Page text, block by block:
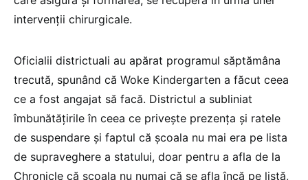
intervenții chirurgicale.
Oficialii districtuali au apărat programul săptămâna
trecută, spunând că Woke Kindergarten a făcut ceea
ce a fost angajat să facă. Districtul a subliniat
îmbunătățirile în ceea ce privește prezența și ratele
de suspendare și faptul că școala nu mai era pe lista
de supraveghere a statului, doar pentru a afla de la
Chronicle că școala nu numai că se afla încă pe listă,